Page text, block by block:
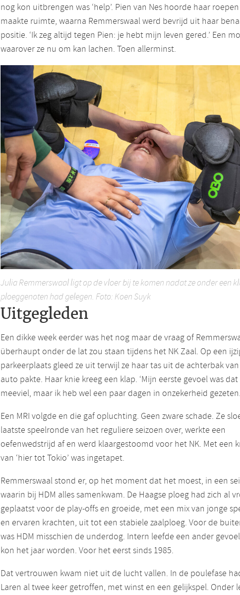
nog kon uitbrengen was ‘help’. Pien van Nes hoorde haar
maakte ruimte, waarna Remmerswaal werd bevrijd uit haar
positie. ‘Ik zeg altijd tegen Pien: je hebt mijn leven gered.’ Een
waarover ze nu om kan lachen. Toen allerminst.
Julia Remmerswaal ligt op de vloer bij te komen nadat ze onder een
ploeggenoten had gelegen. Foto: Koen Suyk
Uitgegleden
Een dikke week eerder was het nog maar de vraag of
überhaupt onder de lat zou staan tijdens het NK Zaal. Op een
parkeerplaats gleed ze uit terwijl ze haar tas uit de achterbak
auto pakte. Haar knie kreeg een klap. ‘Mijn eerste gevoel was
meeviel, maar ik heb wel een paar dagen in onzekerheid
Een MRI volgde en die gaf opluchting. Geen zware schade. Ze
laatste speelronde van het reguliere seizoen over, werkte een
oefenwedstrijd af en werd klaargestoomd voor het NK. Met een
van ‘hier tot Tokio’ was ingetapet.
Remmerswaal stond er, op het moment dat het moest, in een
waarin bij HDM alles samenkwam. De Haagse ploeg had zich al
geplaatst voor de play-offs en groeide, met een mix van jonge
en ervaren krachten, uit tot een stabiele zaalploeg. Voor de
was HDM misschien de underdog. Intern leefde een ander
kon het jaar worden. Voor het eerst sinds 1985.
Dat vertrouwen kwam niet uit de lucht vallen. In de poulefase
Laren al twee keer getroffen, met winst en een gelijkspel. Onder